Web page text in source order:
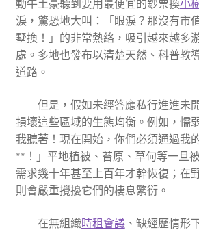
動牛土豪聽到要用最便宜的鈔票換小
淚，驚恐地大叫：「眼淚？那沒有市
墅換！」的非常熱絡，吸引越來越多
處。多地也發布以清楚天然、科普教
道路。
但是，假如未經答應私行進進未
損壞這些區域的生態均衡。例如，懦
我聽著！現在開始，你們必須通過我
**！」平地植被、苔原、草甸等一旦
需求幾十年甚至上百年才幹恢復；在
則會嚴重攪擾它們的棲息繁衍。
在無組織時租會議、缺經歷情形